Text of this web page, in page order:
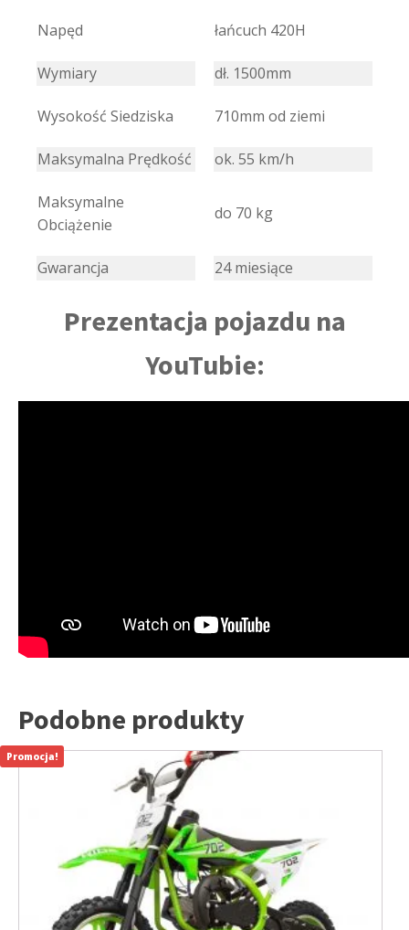
Napęd łańcuch 420H
Wymiary dł. 1500mm
Wysokość Siedziska 710mm od ziemi
Maksymalna Prędkość ok. 55 km/h
Maksymalne
Obciążenie
do 70 kg
Gwarancja 24 miesiące
Prezentacja pojazdu na
YouTubie:
Podobne produkty
Promocja!